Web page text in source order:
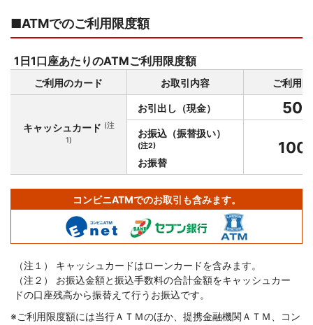
■ATMでのご利用限度額
1日1口座あたりのATMご利用限度額
ご利用のカード お取引内容 ご利用
キャッシュカード (注
1)
お引出し （現金） 50
お振込 （振替扱い）
(注2)
お振替
100
コンビニATMでのお取引も含みます。
（注１） キャッシュカードはローンカードを含みます。
（注２） お振込金額と振込手数料の合計金額をキャッシュカー
ドの口座残高から振替えて行うお振込です。
※
コメジルシ
ご利用限度額には当行ＡＴＭのほか、提携金融機関ＡＴＭ、コン